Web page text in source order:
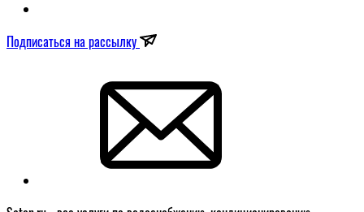
Подписаться на рассылку